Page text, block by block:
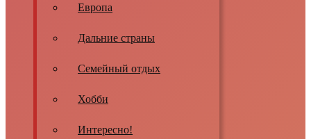
Европа
Дальние страны
Семейный отдых
Хобби
Интересно!